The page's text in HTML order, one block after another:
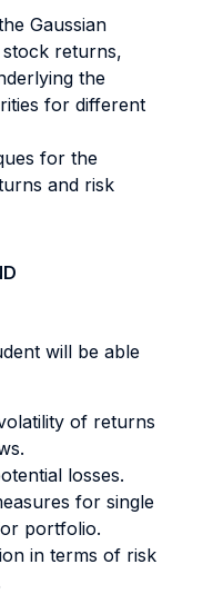
Gaussian
returns,
the
for different
for the
and risk
will be able
of returns
losses.
for single
portfolio.
in terms of risk